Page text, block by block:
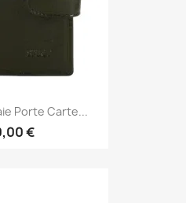
Porte Carte...
€